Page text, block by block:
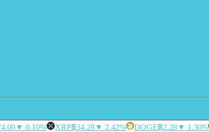
▼ 0.10% XRP฿34.28▼ 2.42% DOGE฿2.28▼ 1.30%